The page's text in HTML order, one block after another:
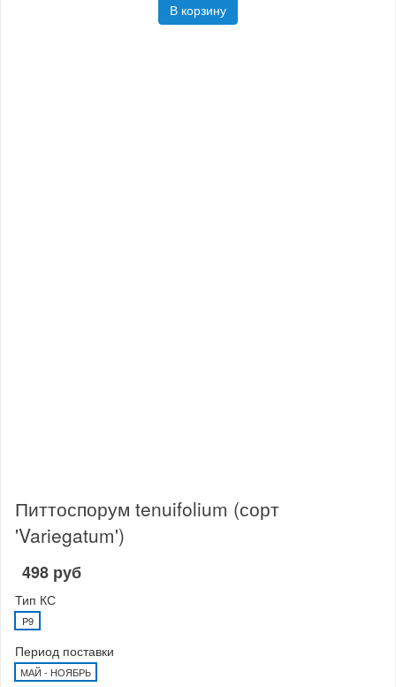
В корзину
Питтоспорум tenuifolium (сорт
'Variegatum')
498 руб
Тип КС
P9
Период поставки
МАЙ - НОЯБРЬ